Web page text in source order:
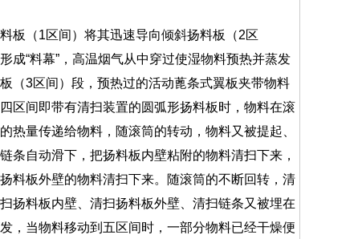
（1区间）将其迅速导向倾斜扬料板（2区
成“料幕”，高温烟气从中穿过使湿物料预热并蒸发
（3区间）段，预热过的活动蓖条式翼板夹带物料
区间即带有清扫装置的圆弧形扬料板时，物料在滚
量传递给物料，随滚筒的转动，物料又被提起、
条自动滑下，把扬料板内壁粘附的物料清扫下来，
料板外壁的物料清扫下来。随滚筒的不断回转，清
扬料板内壁、清扫扬料板外壁、清扫链条又被埋在
，当物料移动到五区间时，一部分物料已经干燥便